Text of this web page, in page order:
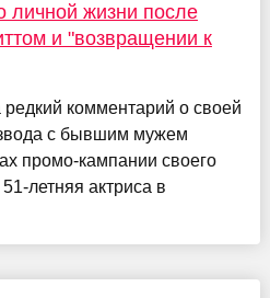
личной жизни после
и "возвращении к
комментарий о своей
с бывшим мужем
промо-кампании своего
летняя актриса в